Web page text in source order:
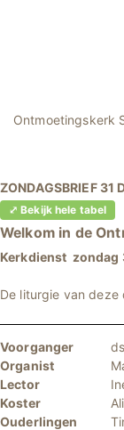
Ontmoetingskerk
ZONDAGSBRIEF 31
⤢ Bekijk hele tabel
Welkom in de
Kerkdienst zondag
De liturgie van deze
Voorganger
Organist
Lector
Koster
Ouderlingen